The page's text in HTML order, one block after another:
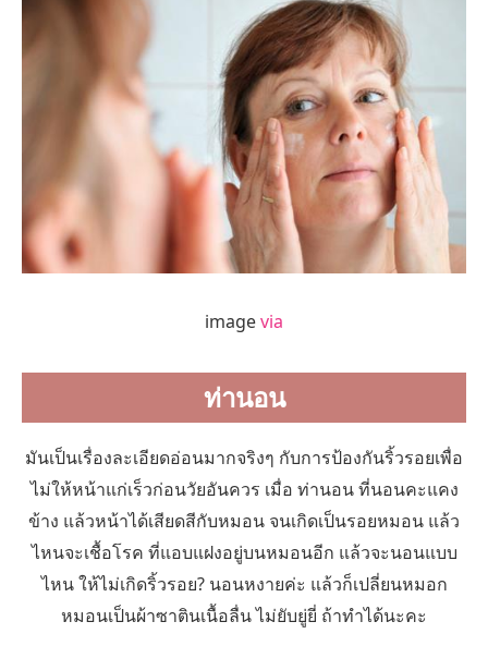
imagevia
ท่านอน
มันเป็นเรื่องละเอียดอ่อนมากจริงๆ กับการป้องกันริ้วรอยเพื่อ
ไม่ให้หน้าแก่เร็วก่อนวัยอันควร เมื่อ ท่านอน ที่นอนคะแคง
ข้าง แล้วหน้าได้เสียดสีกับหมอน จนเกิดเป็นรอยหมอน แล้ว
ไหนจะเชื้อโรค ที่แอบแฝงอยู่บนหมอนอีก แล้วจะนอนแบบ
ไหน ให้ไม่เกิดริ้วรอย? นอนหงายค่ะ แล้วก็เปลี่ยนหมอก
หมอนเป็นผ้าซาตินเนื้อลื่น ไม่ยับยู่ยี่ ถ้าทำได้นะคะ